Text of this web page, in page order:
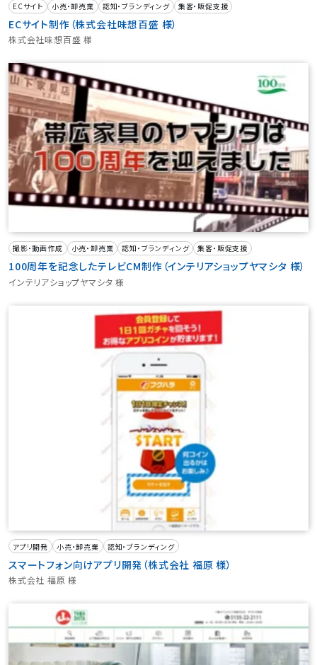
ECサイト 小売・卸売業 認知・ブランディング 集客・販促支援
ECサイト制作（株式会社味想百盛 様）
株式会社味想百盛 様
撮影・動画作成 小売・卸売業 認知・ブランディング 集客・販促支援
100周年を記念したテレビCM制作（インテリアショップヤマシタ 様）
インテリアショップヤマシタ 様
アプリ開発 小売・卸売業 認知・ブランディング
スマートフォン向けアプリ開発（株式会社 福原 様）
株式会社 福原 様